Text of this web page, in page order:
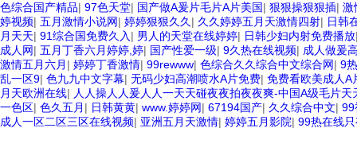
色综合国产精品| 97色天堂| 国产做A爰片毛片A片美国| 狠狠操狠狠插| 激
婷视频| 五月激情小说网| 婷婷狠狠久久 | 久久婷婷五月天激情四射| 日韩
月天天| 91综合国免费久入 | 男人的天堂在线婷婷| 日韩少妇内射免费播放
成人网| 五月丁香六月婷婷,婷| 国产性爱一级| 9久热在线视频| 成人做爰
激情五月六月 | 婷婷丁香激情| 99rewww| 色综合久久综合中文综合网| 9
乱一区9| 色九九中文字幕| 无码少妇高潮喷水A片免费| 免费看欧美成人A
月天欧洲在线| 人人操人人爰人人一天天碰夜夜拍夜夜爽-中国A级毛片
一色区| 色久五月 | 日韩黄黄| www.婷婷网| 67194国产| 久久综合中文| 99
成人一区二区三区在线视频| 亚洲五月天激情| 婷婷五月影院| 99热在线